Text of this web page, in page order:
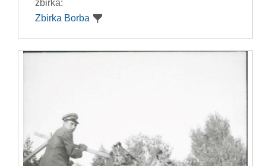
zbirka:
Zbirka Borba